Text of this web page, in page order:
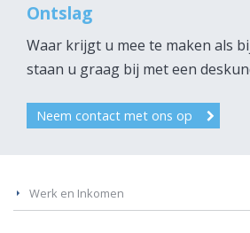
Ontslag
Waar krijgt u mee te maken als
staan u graag bij met een
Neem contact met ons op
Werk en Inkomen